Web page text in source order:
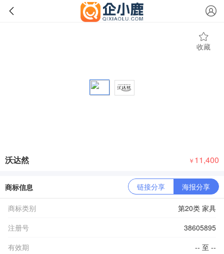
收藏
沃达然 ￥ 11,400
商标信息 链接分享 海报分享
商标类别
第20类 家具
注册号
38605895
有效期
-- 至 --